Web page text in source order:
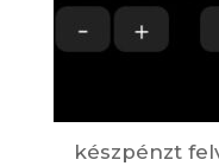
készpénzt